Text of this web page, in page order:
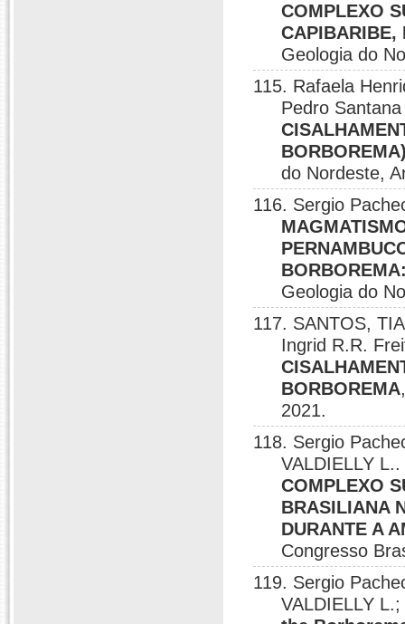
COMPLEXO
CAPIBARIBE,
Geologia do
115. Rafaela
Pedro
do Nordeste,
116. Sergio
Geologia do
117. SANTOS,
Ingrid R.R.
BORBOREMA
2021.
118. Sergio
VALDIELLY
COMPLEXO
BRASILIANA
DURANTE A
Congresso
119. Sergio
VALDIELLY